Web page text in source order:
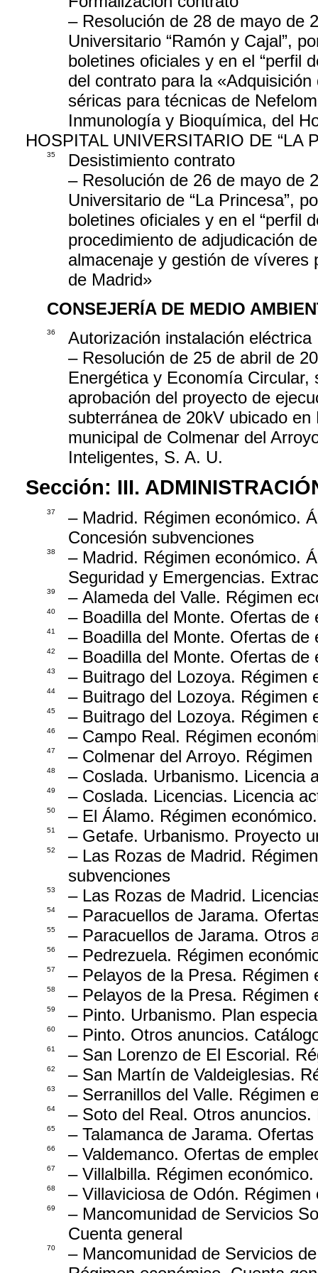
– Resolución de 28 de mayo de
Universitario “Ramón y Cajal”,
boletines oficiales y en el “perfil
del contrato para la
séricas para técnicas de
Inmunología y Bioquímica, del
HOSPITAL UNIVERSITARIO DE “LA
35
Desistimiento contrato
– Resolución de 26 de mayo de
Universitario de “La Princesa”,
boletines oficiales y en el “perfil
procedimiento de adjudicación
almacenaje y gestión de víveres
de Madrid»
CONSEJERÍA DE MEDIO
36
Autorización instalación eléctrica
– Resolución de 25 de abril de
Energética y Economía
aprobación del proyecto de
subterránea de 20kV ubicado
municipal de Colmenar del
Inteligentes, S. A. U.
Sección: III.
37
– Madrid. Régimen económico.
Concesión subvenciones
38
– Madrid. Régimen económico.
Seguridad y Emergencias.
39 – Alameda del Valle. Régimen
40 – Boadilla del Monte. Ofertas de
41 – Boadilla del Monte. Ofertas de
42 – Boadilla del Monte. Ofertas de
43 – Buitrago del Lozoya. Régimen
44 – Buitrago del Lozoya. Régimen
45 – Buitrago del Lozoya. Régimen
46 – Campo Real. Régimen
47 – Colmenar del Arroyo.
48 – Coslada. Urbanismo. Licencia
49 – Coslada. Licencias. Licencia
50 – El Álamo. Régimen
51 – Getafe. Urbanismo. Proyecto
52
– Las Rozas de Madrid.
subvenciones
53 – Las Rozas de Madrid.
54 – Paracuellos de Jarama.
55 – Paracuellos de Jarama. Otros
56 – Pedrezuela. Régimen
57 – Pelayos de la Presa. Régimen
58 – Pelayos de la Presa. Régimen
59 – Pinto. Urbanismo. Plan
60 – Pinto. Otros anuncios.
61 – San Lorenzo de El Escorial.
62 – San Martín de Valdeiglesias.
63 – Serranillos del Valle. Régimen
64 – Soto del Real. Otros
65 – Talamanca de Jarama.
66 – Valdemanco. Ofertas de
67 – Villalbilla. Régimen
68 – Villaviciosa de Odón.
69
– Mancomunidad de Servicios
Cuenta general
70
– Mancomunidad de Servicios